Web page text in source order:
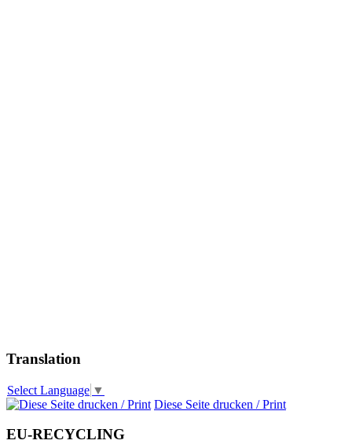
Translation
Select Language ▼
Diese Seite drucken / Print
EU-RECYCLING